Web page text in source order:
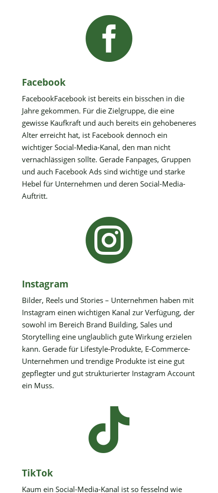

Facebook
FacebookFacebook ist bereits ein bisschen in die
Jahre gekommen. Für die Zielgruppe, die eine
gewisse Kaufkraft und auch bereits ein gehobeneres
Alter erreicht hat, ist Facebook dennoch ein
wichtiger Social-Media-Kanal, den man nicht
vernachlässigen sollte. Gerade Fanpages, Gruppen
und auch Facebook Ads sind wichtige und starke
Hebel für Unternehmen und deren Social-Media-
Auftritt.

Instagram
Bilder, Reels und Stories – Unternehmen haben mit
Instagram einen wichtigen Kanal zur Verfügung, der
sowohl im Bereich Brand Building, Sales und
Storytelling eine unglaublich gute Wirkung erzielen
kann. Gerade für Lifestyle-Produkte, E-Commerce-
Unternehmen und trendige Produkte ist eine gut
gepflegter und gut strukturierter Instagram Account
ein Muss.

TikTok
Kaum ein Social-Media-Kanal ist so fesselnd wie